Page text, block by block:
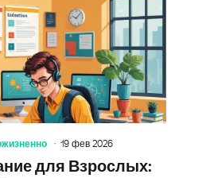
19 фев 2026
для Взрослых: